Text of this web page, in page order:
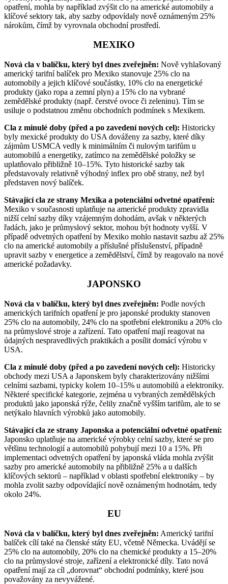
opatření, mohla by například zvýšit clo na americké automobily a
klíčové sektory tak, aby sazby odpovídaly nově oznámeným 25%
nárokům, čímž by vyrovnala obchodní prostředí.
MEXIKO
Nová cla v balíčku, který byl dnes zveřejněn: Nově vyhlašovaný
americký tarifní balíček pro Mexiko stanovuje 25% clo na
automobily a jejich klíčové součástky, 10% clo na energetické
produkty (jako ropa a zemní plyn) a 15% clo na vybrané
zemědělské produkty (např. čerstvé ovoce či zeleninu). Tím se
usiluje o podstatnou změnu obchodních podmínek s Mexikem.
Cla z minulé doby (před a po zavedení nových cel): Historicky
byly mexické produkty do USA dováženy za sazby, které díky
zájmům USMCA vedly k minimálním či nulovým tarifům u
automobilů a energetiky, zatímco na zemědělské položky se
uplatňovalo přibližně 10–15%. Tyto historické sazby tak
představovaly relativně výhodný inflex pro obě strany, než byl
představen nový balíček.
Stávající cla ze strany Mexika a potenciální odvetné opatření:
Mexiko v současnosti uplatňuje na americké produkty zpravidla
nižší celní sazby díky vzájemným dohodám, avšak v některých
řadách, jako je průmyslový sektor, mohou být hodnoty vyšší. V
případě odvetných opatření by Mexiko mohlo nastavit sazbu až 25%
clo na americké automobily a příslušné příslušenství, případně
upravit sazby v energetice a zemědělství, čímž by reagovalo na nové
americké požadavky.
JAPONSKO
Nová cla v balíčku, který byl dnes zveřejněn: Podle nových
amerických tarifních opatření je pro japonské produkty stanoven
25% clo na automobily, 24% clo na spotřební elektroniku a 20% clo
na průmyslové stroje a zařízení. Tato opatření mají reagovat na
údajných nespravedlivých praktikách a posílit domácí výrobu v
USA.
Cla z minulé doby (před a po zavedení nových cel): Historicky
obchody mezi USA a Japonskem byly charakterizovány nižšími
celními sazbami, typicky kolem 10–15% u automobilů a elektroniky.
Některé specifické kategorie, zejména u vybraných zemědělských
produktů jako japonská rýže, čelily značně vyšším tarifům, ale to se
netýkalo hlavních výrobků jako automobily.
Stávající cla ze strany Japonska a potenciální odvetné opatření:
Japonsko uplatňuje na americké výrobky celní sazby, které se pro
většinu technologií a automobilů pohybují mezi 10 a 15%. Při
implementaci odvetných opatření by japonská vláda mohla zvýšit
sazby pro americké automobily na přibližně 25% a u dalších
klíčových sektorů – například v oblasti spotřební elektroniky – by
mohla zvolit sazby odpovídající nově oznámeným hodnotám, tedy
okolo 24%.
EU
Nová cla v balíčku, který byl dnes zveřejněn: Americký tarifní
balíček cílí také na členské státy EU, včetně Německa. Uvádějí se
25% clo na automobily, 20% clo na chemické produkty a 15–20%
clo na průmyslové stroje, zařízení a elektronické díly. Tato nová
opatření mají za cíl „dorovnat“ obchodní podmínky, které jsou
považovány za nevyvážené.